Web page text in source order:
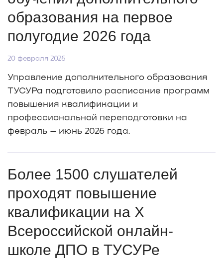
образования на первое
полугодие 2026 года
20 февраля 2026
Управление дополнительного образования
ТУСУРа подготовило расписание программ
повышения квалификации и
профессиональной переподготовки на
февраль – июнь 2026 года.
Более 1500 слушателей
проходят повышение
квалификации на X
Всероссийской онлайн-
школе ДПО в ТУСУРе